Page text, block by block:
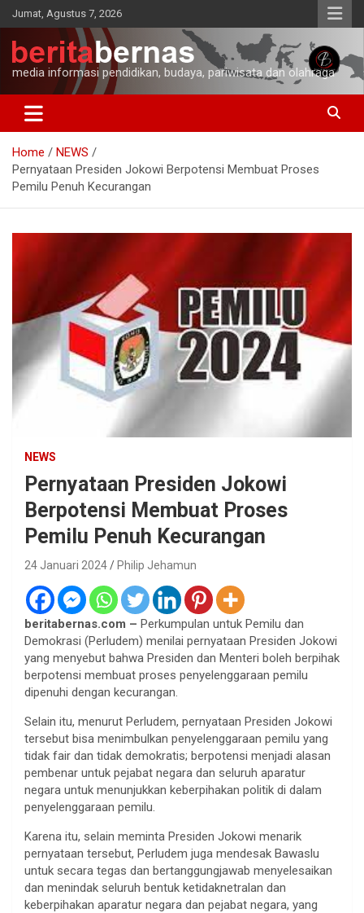
Skip
to
content
Jumat, Agustus 7, 2026
media informasi pendidikan, budaya, pariwisata dan olahraga
Home
NEWS
Pernyataan Presiden Jokowi Berpotensi Membuat Proses
Pemilu Penuh Kecurangan
NEWS
Pernyataan Presiden Jokowi
Berpotensi Membuat Proses
Pemilu Penuh Kecurangan
24 Januari 2024 Philip Jehamun
beritabernas.com – Perkumpulan untuk Pemilu dan
Demokrasi (Perludem) menilai pernyataan Presiden Jokowi
yang menyebut bahwa Presiden dan Menteri boleh berpihak
berpotensi membuat proses penyelenggaraan pemilu
dipenuhi dengan kecurangan.
Selain itu, menurut Perludem, pernyataan Presiden Jokowi
tersebut bisa menimbulkan penyelenggaraan pemilu yang
tidak fair dan tidak demokratis; berpotensi menjadi alasan
pembenar untuk pejabat negara dan seluruh aparatur
negara untuk menunjukkan keberpihakan politik di dalam
penyelenggaraan pemilu.
Karena itu, selain meminta Presiden Jokowi menarik
pernyataan tersebut, Perludem juga mendesak Bawaslu
untuk secara tegas dan bertanggungjawab menyelesaikan
dan menindak seluruh bentuk ketidaknetralan dan
keberpihakan aparatur negara dan pejabat negara, yang